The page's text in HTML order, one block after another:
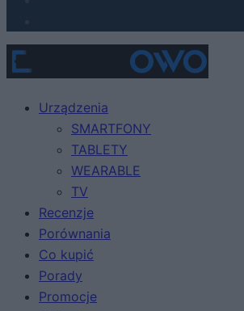
Urządzenia
SMARTFONY
TABLETY
WEARABLE
TV
Recenzje
Porównania
Co kupić
Porady
Promocje